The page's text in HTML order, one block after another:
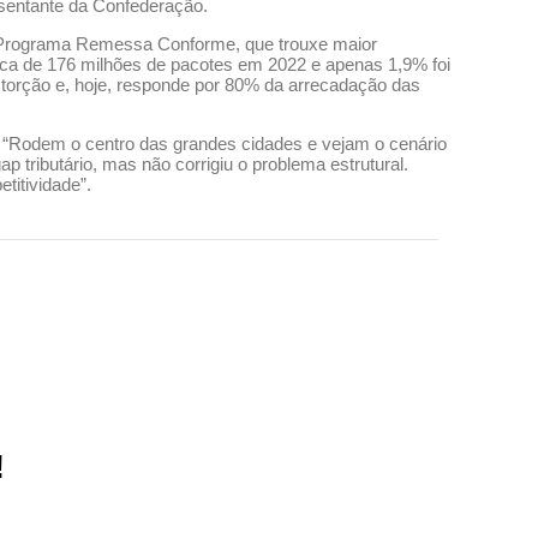
da Confederação.
Remessa Conforme, que trouxe maior
de 176 milhões de pacotes em 2022 e apenas 1,9% foi
e, hoje, responde por 80% da arrecadação das
o centro das grandes cidades e vejam o cenário
tributário, mas não corrigiu o problema estrutural.